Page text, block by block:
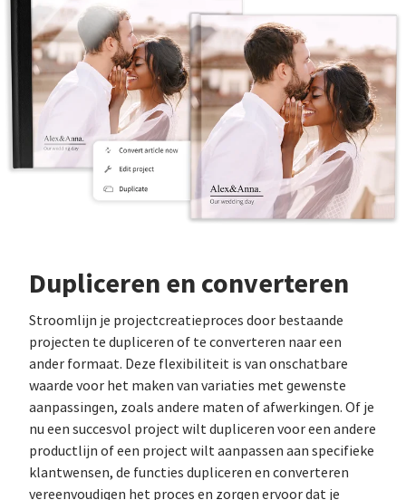
Dupliceren en converteren
Stroomlijn je projectcreatieproces door bestaande
projecten te dupliceren of te converteren naar een
ander formaat. Deze flexibiliteit is van onschatbare
waarde voor het maken van variaties met gewenste
aanpassingen, zoals andere maten of afwerkingen. Of je
nu een succesvol project wilt dupliceren voor een andere
productlijn of een project wilt aanpassen aan specifieke
klantwensen, de functies dupliceren en converteren
vereenvoudigen het proces en zorgen ervoor dat je